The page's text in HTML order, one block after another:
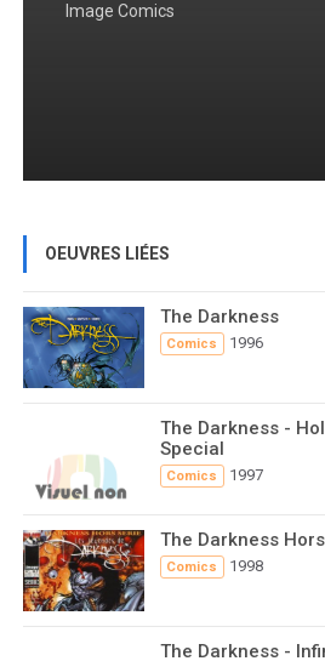
Image Comics
OEUVRES LIÉES
The Darkness
Comics 1996
The Darkness -
Special
Comics 1997
The Darkness
Comics 1998
The Darkness -